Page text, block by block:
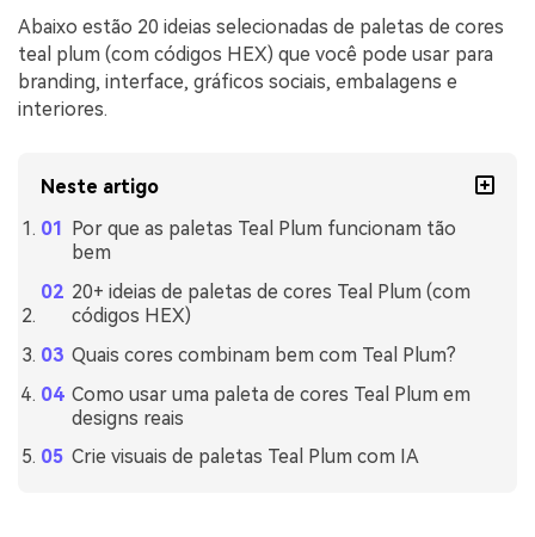
Abaixo estão 20 ideias selecionadas de paletas de cores
teal plum (com códigos HEX) que você pode usar para
branding, interface, gráficos sociais, embalagens e
interiores.
Neste artigo
Por que as paletas Teal Plum funcionam tão
bem
20+ ideias de paletas de cores Teal Plum (com
códigos HEX)
Quais cores combinam bem com Teal Plum?
Como usar uma paleta de cores Teal Plum em
designs reais
Crie visuais de paletas Teal Plum com IA